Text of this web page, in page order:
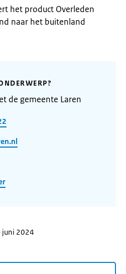
het product Overleden
naar het buitenland
de gemeente Laren
juni 2024